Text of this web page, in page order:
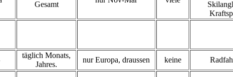
Gesamt
täglich Monats,
Jahres.
nur Europa, draussen keine